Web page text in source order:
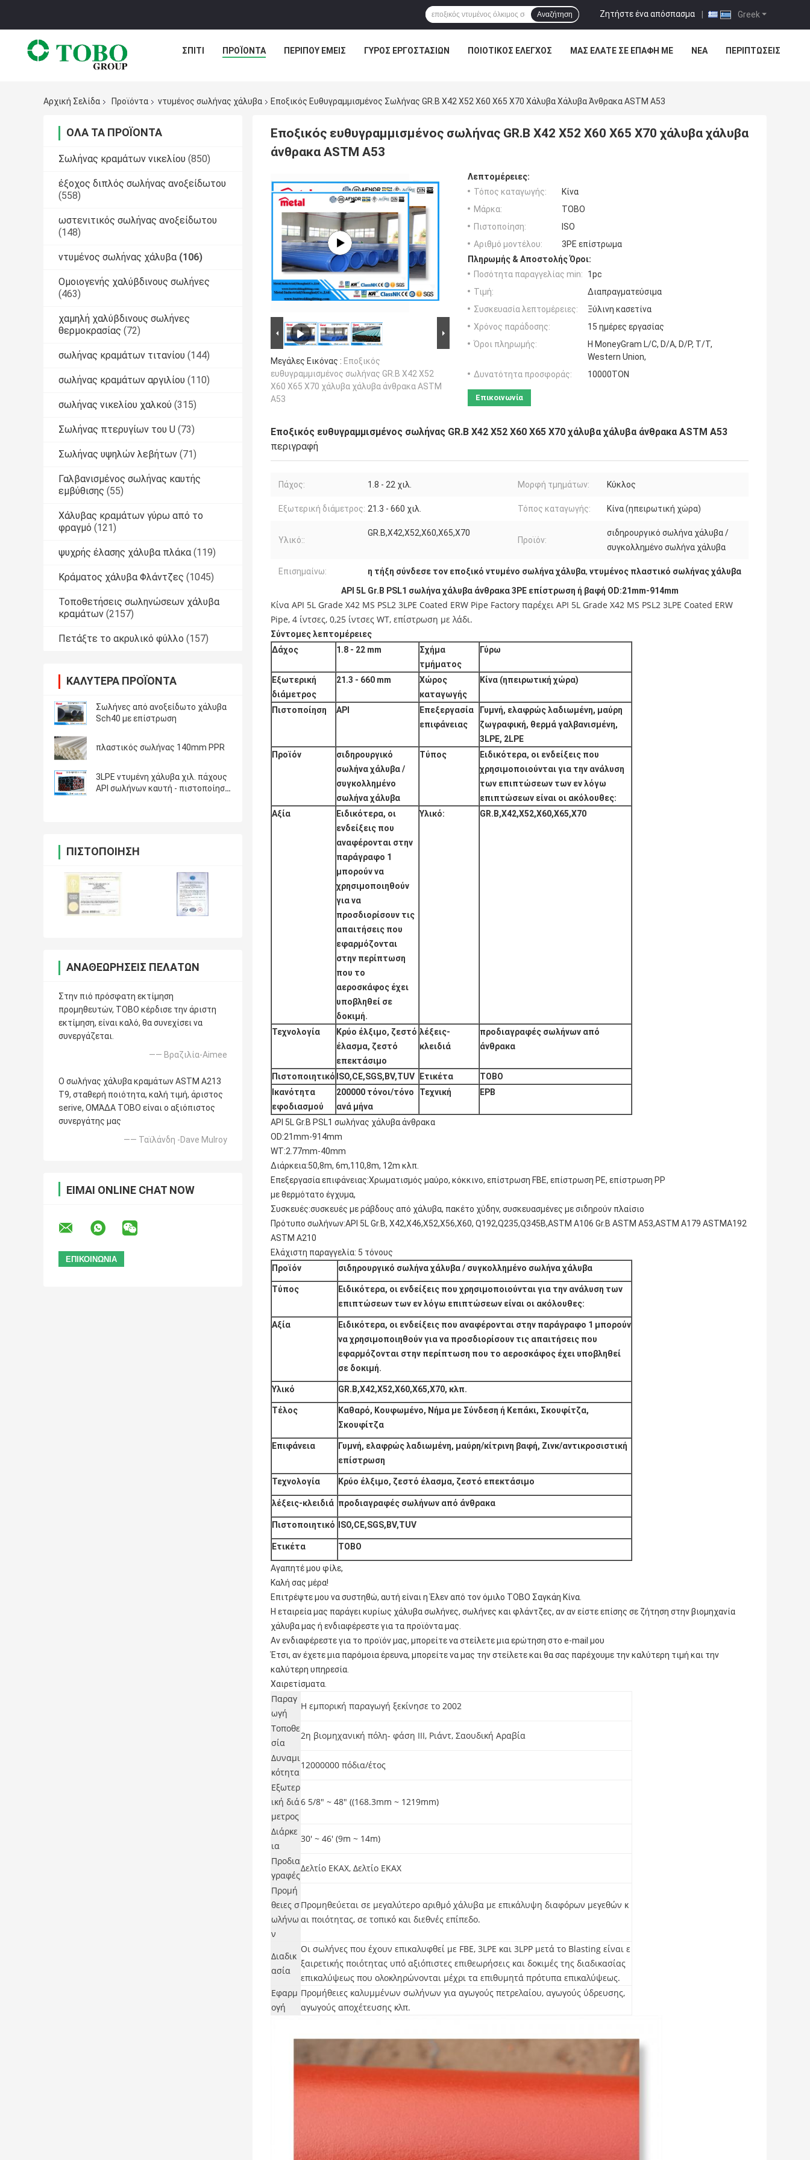
Greek
Ζητήστε ένα απόσπασμα |
Αναζήτηση
ΣΠΊΤΙ ΠΡΟΪΌΝΤΑ ΠΕΡΊΠΟΥ ΕΜΕΊΣ ΓΎΡΟΣ ΕΡΓΟΣΤΑΣΊΩΝ ΠΟΙΟΤΙΚΌΣ ΈΛΕΓΧΟΣ ΜΑΣ ΕΛΆΤΕ ΣΕ ΕΠΑΦΉ ΜΕ ΝΈΑ ΠΕΡΙΠΤΏΣΕΙΣ
Αρχική Σελίδα Προϊόντα ντυμένος σωλήνας χάλυβα Εποξικός Ευθυγραμμισμένος Σωλήνας GR.B X42 X52 X60 X65 X70 Χάλυβα Χάλυβα Άνθρακα ASTM A53
ΌΛΑ ΤΑ ΠΡΟΪΌΝΤΑ
Σωλήνας κραμάτων νικελίου (850)
έξοχος διπλός σωλήνας ανοξείδωτου
(558)
ωστενιτικός σωλήνας ανοξείδωτου
(148)
ντυμένος σωλήνας χάλυβα (106)
Ομοιογενής χαλύβδινους σωλήνες
(463)
χαμηλή χαλύβδινους σωλήνες
θερμοκρασίας (72)
σωλήνας κραμάτων τιτανίου (144)
σωλήνας κραμάτων αργιλίου (110)
σωλήνας νικελίου χαλκού (315)
Σωλήνας πτερυγίων του U (73)
Σωλήνας υψηλών λεβήτων (71)
Γαλβανισμένος σωλήνας καυτής
εμβύθισης (55)
Χάλυβας κραμάτων γύρω από το
φραγμό (121)
ψυχρής έλασης χάλυβα πλάκα (119)
Κράματος χάλυβα Φλάντζες (1045)
Τοποθετήσεις σωληνώσεων χάλυβα
κραμάτων (2157)
Πετάξτε το ακρυλικό φύλλο (157)
ΚΑΛΎΤΕΡΑ ΠΡΟΪΌΝΤΑ
Σωλήνες από ανοξείδωτο χάλυβα
Sch40 με επίστρωση
πλαστικός σωλήνας 140mm PPR
3LPE ντυμένη χάλυβα χιλ. πάχους
API σωλήνων καυτή - πιστοποίηση
ΠΙΣΤΟΠΟΊΗΣΗ
ΑΝΑΘΕΩΡΉΣΕΙΣ ΠΕΛΑΤΏΝ
Στην πιό πρόσφατη εκτίμηση
προμηθευτών, TOBO κέρδισε την άριστη
εκτίμηση, είναι καλό, θα συνεχίσει να
συνεργάζεται.
—— Βραζιλία-Aimee
Ο σωλήνας χάλυβα κραμάτων ASTM A213
T9, σταθερή ποιότητα, καλή τιμή, άριστος
serive, ΟΜΆΔΑ TOBO είναι ο αξιόπιστος
συνεργάτης μας
—— Ταϊλάνδη -Dave Mulroy
ΕΊΜΑΙ ONLINE CHAT NOW
Εποξικός ευθυγραμμισμένος σωλήνας GR.B X42 X52 X60 X65 X70 χάλυβα χάλυβα
άνθρακα ASTM A53
Μεγάλες Εικόνας : Εποξικός
ευθυγραμμισμένος σωλήνας GR.B X42 X52
X60 X65 X70 χάλυβα χάλυβα άνθρακα ASTM
A53
Λεπτομέρειες:
Τόπος καταγωγής:
Κίνα
Μάρκα:
TOBO
Πιστοποίηση:
ISO
Αριθμό μοντέλου:
3PE επίστρωμα
Πληρωμής & Αποστολής Όροι:
Ποσότητα παραγγελίας min:
1pc
Τιμή:
Διαπραγματεύσιμα
Συσκευασία λεπτομέρειες:
Ξύλινη κασετίνα
Χρόνος παράδοσης:
15 ημέρες εργασίας
Όροι πληρωμής:
Η MoneyGram L/C, D/A, D/P, T/T,
Western Union,
Δυνατότητα προσφοράς:
10000TON
Επικοινωνία
Εποξικός ευθυγραμμισμένος σωλήνας GR.B X42 X52 X60 X65 X70 χάλυβα χάλυβα άνθρακα ASTM A53
περιγραφή
Πάχος: 1.8 - 22 χιλ. Μορφή τμημάτων: Κύκλος
Εξωτερική διάμετρος: 21.3 - 660 χιλ. Τόπος καταγωγής: Κίνα (ηπειρωτική χώρα)
Υλικό::
GR.B,X42,X52,X60,X65,X70
Προϊόν:
σιδηρουργικό σωλήνα χάλυβα /
συγκολλημένο σωλήνα χάλυβα
Επισημαίνω: η τήξη σύνδεσε τον εποξικό ντυμένο σωλήνα χάλυβα, ντυμένος πλαστικό σωλήνας χάλυβα
API 5L Gr.B PSL1 σωλήνα χάλυβα άνθρακα 3PE επίστρωση ή βαφή OD:21mm-914mm
Κίνα API 5L Grade X42 MS PSL2 3LPE Coated ERW Pipe Factory παρέχει API 5L Grade X42 MS PSL2 3LPE Coated ERW
Pipe, 4 ίντσες, 0,25 ίντσες WT, επίστρωση με λάδι.
Σύντομες λεπτομέρειες
Δάχος
1.8 - 22 mm
Σχήμα
τμήματος
Γύρω
Εξωτερική
διάμετρος
21.3 - 660 mm
Χώρος
καταγωγής
Κίνα (ηπειρωτική χώρα)
Πιστοποίηση API
Επεξεργασία
επιφάνειας
Γυμνή, ελαφρώς λαδιωμένη, μαύρη
ζωγραφική, θερμά γαλβανισμένη,
3LPE, 2LPE
Προϊόν
σιδηρουργικό
σωλήνα χάλυβα /
συγκολλημένο
σωλήνα χάλυβα
Τύπος
Ειδικότερα, οι ενδείξεις που
χρησιμοποιούνται για την ανάλυση
των επιπτώσεων των εν λόγω
επιπτώσεων είναι οι ακόλουθες:
Αξία
Ειδικότερα, οι
ενδείξεις που
αναφέρονται στην
παράγραφο 1
μπορούν να
χρησιμοποιηθούν
για να
προσδιορίσουν τις
απαιτήσεις που
εφαρμόζονται
στην περίπτωση
που το
αεροσκάφος έχει
υποβληθεί σε
δοκιμή.
Υλικό: GR.B,X42,X52,X60,X65,X70
Τεχνολογία
Κρύο έλξιμο, ζεστό
έλασμα, ζεστό
επεκτάσιμο
λέξεις-
κλειδιά
προδιαγραφές σωλήνων από
άνθρακα
Πιστοποιητικό ISO,CE,SGS,BV,TUV Ετικέτα
ΤΟΒΟ
Ικανότητα
εφοδιασμού
200000 τόνοι/τόνο
ανά μήνα
Τεχνική ΕΡΒ
API 5L Gr.B PSL1 σωλήνας χάλυβα άνθρακα
OD:21mm-914mm
WT:2.77mm-40mm
Διάρκεια:50,8m, 6m,110,8m, 12m κλπ.
Επεξεργασία επιφάνειας:Χρωματισμός μαύρο, κόκκινο, επίστρωση FBE, επίστρωση PE, επίστρωση PP
με θερμότατο έγχυμα,
Συσκευές:συσκευές με ράβδους από χάλυβα, πακέτο χύδην, συσκευασμένες με σιδηρούν πλαίσιο
Πρότυπο σωλήνων:API 5L Gr.B, X42,X46,X52,X56,X60, Q192,Q235,Q345B,ASTM A106 Gr.B ASTM A53,ASTM A179 ASTMA192
ASTM A210
Ελάχιστη παραγγελία: 5 τόνους
Προϊόν
σιδηρουργικό σωλήνα χάλυβα / συγκολλημένο σωλήνα χάλυβα
Τύπος
Ειδικότερα, οι ενδείξεις που χρησιμοποιούνται για την ανάλυση των
επιπτώσεων των εν λόγω επιπτώσεων είναι οι ακόλουθες:
Αξία
Ειδικότερα, οι ενδείξεις που αναφέρονται στην παράγραφο 1 μπορούν
να χρησιμοποιηθούν για να προσδιορίσουν τις απαιτήσεις που
εφαρμόζονται στην περίπτωση που το αεροσκάφος έχει υποβληθεί
σε δοκιμή.
Υλικό GR.B,X42,X52,X60,X65,X70, κλπ.
Τέλος
Καθαρό, Κουφωμένο, Νήμα με Σύνδεση ή Κεπάκι, Σκουφίτζα,
Σκουφίτζα
Επιφάνεια
Γυμνή, ελαφρώς λαδιωμένη, μαύρη/κίτρινη βαφή, Ζινκ/αντικροσιστική
επίστρωση
Τεχνολογία Κρύο έλξιμο, ζεστό έλασμα, ζεστό επεκτάσιμο
λέξεις-κλειδιά προδιαγραφές σωλήνων από άνθρακα
Πιστοποιητικό ISO,CE,SGS,BV,TUV
Ετικέτα ΤΟΒΟ
Αγαπητέ μου φίλε,
Καλή σας μέρα!
Επιτρέψτε μου να συστηθώ, αυτή είναι η Έλεν από τον όμιλο ΤΟΒΟ Σαγκάη Κίνα.
Η εταιρεία μας παράγει κυρίως χάλυβα σωλήνες, σωλήνες και φλάντζες, αν αν είστε επίσης σε ζήτηση στην βιομηχανία
χάλυβα μας ή ενδιαφέρεστε για τα προϊόντα μας.
Αν ενδιαφέρεστε για το προϊόν μας, μπορείτε να στείλετε μια ερώτηση στο e-mail μου
Έτσι, αν έχετε μια παρόμοια έρευνα, μπορείτε να μας την στείλετε και θα σας παρέχουμε την καλύτερη τιμή και την
καλύτερη υπηρεσία.
Χαιρετίσματα.
Παραγ
ωγή
Η εμπορική παραγωγή ξεκίνησε το 2002
Τοποθε
σία
2η βιομηχανική πόλη- φάση III, Ριάντ, Σαουδική Αραβία
Δυναμι
κότητα
12000000 πόδια/έτος
Εξωτερ
ική διά
μετρος
6 5/8" ~ 48" ((168.3mm ~ 1219mm)
Διάρκε
ια
30' ~ 46' (9m ~ 14m)
Προδια
γραφές
Δελτίο ΕΚΑΧ, Δελτίο ΕΚΑΧ
Προμή
θειες σ
ωλήνω
ν
Προμηθεύεται σε μεγαλύτερο αριθμό χάλυβα με επικάλυψη διαφόρων μεγεθών κ
αι ποιότητας, σε τοπικό και διεθνές επίπεδο.
Διαδικ
ασία
Οι σωλήνες που έχουν επικαλυφθεί με FBE, 3LPE και 3LPP μετά το Blasting είναι ε
ξαιρετικής ποιότητας υπό αξιόπιστες επιθεωρήσεις και δοκιμές της διαδικασίας
επικαλύψεως που ολοκληρώνονται μέχρι τα επιθυμητά πρότυπα επικαλύψεως.
Εφαρμ
ογή
Προμήθειες καλυμμένων σωλήνων για αγωγούς πετρελαίου, αγωγούς ύδρευσης,
αγωγούς αποχέτευσης κλπ.